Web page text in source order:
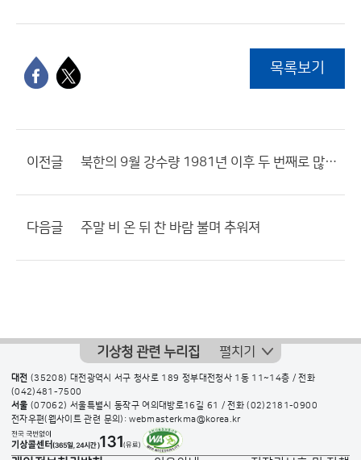
목록보기
이전글 북한의 9월 강수량 1981년 이후 두 번째로 많았다.
다음글 주말 비 온 뒤 찬 바람 불며 추워져
기상청 관련 누리집 펼치기
대전 (35208) 대전광역시 서구 청사로 189 정부대전청사 1동 11~14층 / 전화
(042)481-7500
서울 (07062) 서울특별시 동작구 여의대방로16길 61 / 전화(02)2181-0900
전자우편(웹사이트 관련 문의): webmasterkma@korea.kr